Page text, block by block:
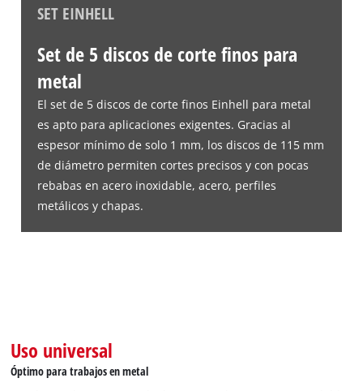
SET EINHELL
Set de 5 discos de corte finos para
metal
El set de 5 discos de corte finos Einhell para metal
es apto para aplicaciones exigentes. Gracias al
espesor mínimo de solo 1 mm, los discos de 115 mm
de diámetro permiten cortes precisos y con pocas
rebabas en acero inoxidable, acero, perfiles
metálicos y chapas.
Uso universal
Óptimo para trabajos en metal